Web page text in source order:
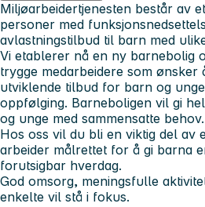
Miljøarbeidertjenesten består av
personer med
avlastningstilbud til barn med
Vi etablerer nå en ny barnebolig
trygge medarbeidere som ønsker
utviklende tilbud for barn og
oppfølging. Barneboligen vil gi
og unge med sammensatte behov.
Hos oss vil du bli en viktig del av
arbeider målrettet for å gi barna
forutsigbar hverdag.
God omsorg, meningsfulle
enkelte vil stå i fokus.